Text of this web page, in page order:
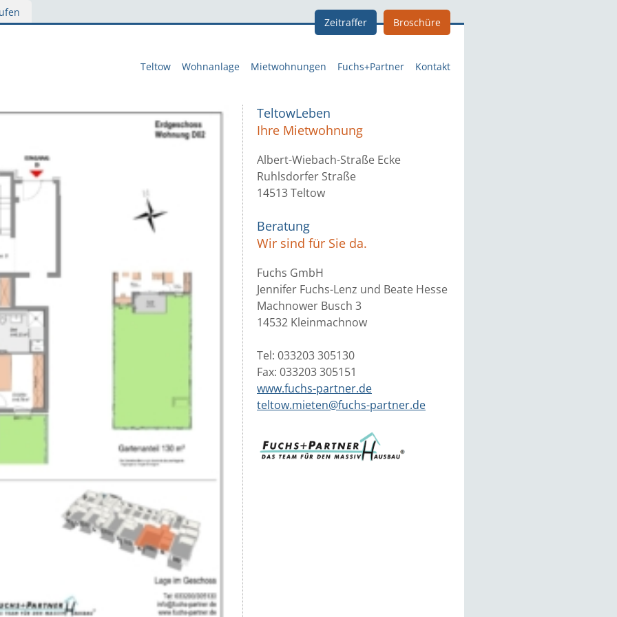
Teltow Wohnanlage Mietwohnungen Fuchs+Partner Kontakt
Zeitraffer Broschüre
TeltowLeben
Ihre Mietwohnung
Albert-Wiebach-Straße Ecke
Ruhlsdorfer Straße
14513 Teltow
Beratung
Wir sind für Sie da.
Fuchs GmbH
Jennifer Fuchs-Lenz und Beate Hesse
Machnower Busch 3
14532 Kleinmachnow
Tel: 033203 305130
Fax: 033203 305151
www.fuchs-partner.de
teltow.mieten@fuchs-partner.de